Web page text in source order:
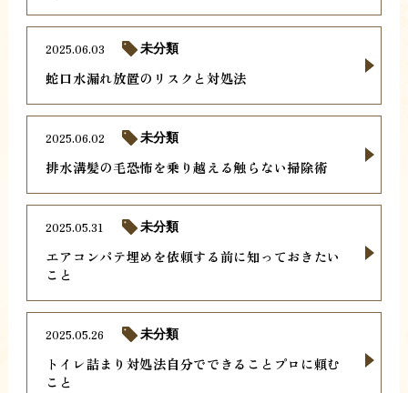
蛇口水漏れ放置のリスクと対処法
2025.06.03 未分類
排水溝髪の毛恐怖を乗り越える触らない掃除術
2025.06.02 未分類
エアコンパテ埋めを依頼する前に知っておきたい
こと
2025.05.31 未分類
トイレ詰まり対処法自分でできることプロに頼む
こと
2025.05.26 未分類